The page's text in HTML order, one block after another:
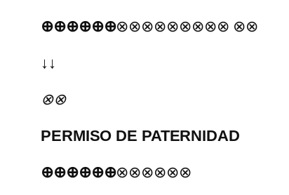
⊕⊕⊕⊕⊕⊕⊗⊗⊗⊗⊗⊗⊗⊗⊗ ⊗⊗
↓↓
⊗⊗
PERMISO DE PATERNIDAD
⊕⊕⊕⊕⊕⊕⊗⊗⊗⊗⊗⊗